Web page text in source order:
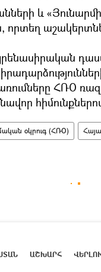
և
ՀՌՕ
օկրուգ (ՀՌՕ)
ԱՇԽԱՐՀ